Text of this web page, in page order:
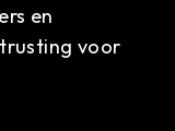
en
voor